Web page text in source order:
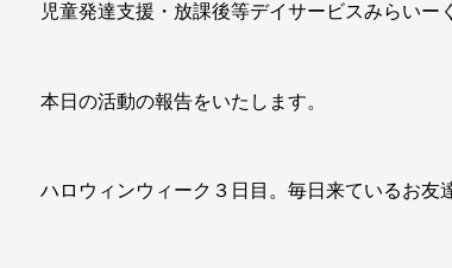
児童発達支援・放課後等デイサービスみらいー
本日の活動の報告をいたします。
ハロウィンウィーク３日目。毎日来ているお友